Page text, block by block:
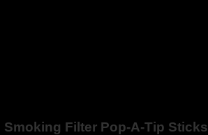
Smoking Filter Pop-A-Tip Sticks